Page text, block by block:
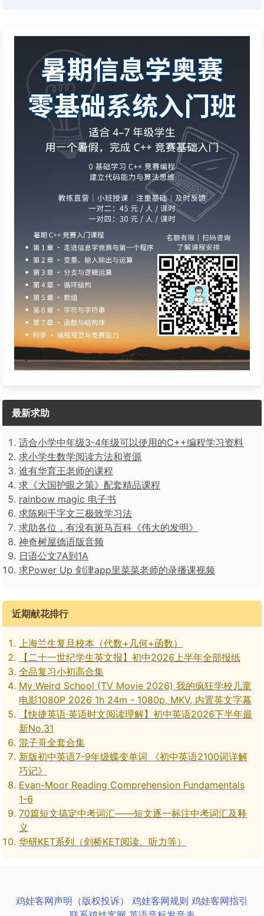
最新求助
适合小学中年级3-4年级可以使用的C++编程学习资料
求小学生数学阅读方法和资源
谁有华育王老师的课程
求《大国护眼之策》配套精品课程
rainbow magic 电子书
求陈刚千字文三极致学习法
求助各位，有没有斑马百科《伟大的发明》
神奇树屋德语版音频
日语公文7A到1A
求Power Up 剑津app里菜菜老师的录播课视频
近期献花排行
上海兰生复旦校本（代数+几何+函数）
【二十一世纪学生英文报】初中2026上半年全部报纸
全品复习小初高合集
My Weird School (TV Movie 2026) 我的疯狂学校儿童
电影1080P 2026 1h 24m - 1080p, MKV, 内置英文字幕
【快捷英语·英语时文阅读理解】初中英语2026下半年最
新No.31
混子哥全套合集
新版初中英语7-9年级蝶变单词 《初中英语2100词详解
巧记》
Evan-Moor Reading Comprehension Fundamentals
1-6
70篇短文搞定中考词汇——短文逐一标注中考词汇及释
义
华研KET系列（剑桥KET阅读、听力等）
鸡娃客网声明（版权投诉） 鸡娃客网规则 鸡娃客网指引